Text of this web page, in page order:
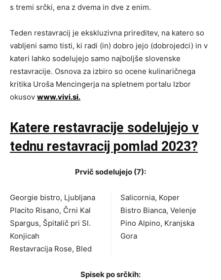
s tremi srčki, ena z dvema in dve z enim.
Teden restavracij je ekskluzivna prireditev, na katero so
vabljeni samo tisti, ki radi (in) dobro jejo (dobrojedci) in v
kateri lahko sodelujejo samo najboljše slovenske
restavracije. Osnova za izbiro so ocene kulinaričnega
kritika Uroša Mencingerja na spletnem portalu Izbor
okusov www.vivi.si.
Katere restavracije sodelujejo v
tednu restavracij pomlad 2023?
Prvič sodelujejo (7):
Georgie bistro, Ljubljana
Placito Risano, Črni Kal
Spargus, Špitalič pri Sl.
Konjicah
Restavracija Rose, Bled
Salicornia, Koper
Bistro Bianca, Velenje
Pino Alpino, Kranjska
Gora
Spisek po srčkih: